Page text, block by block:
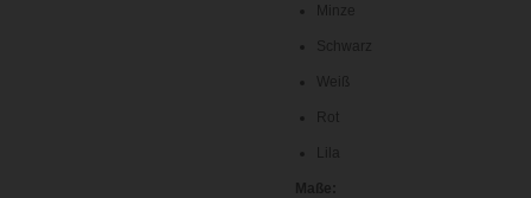
Minze
Schwarz
Weiß
Rot
Maße: